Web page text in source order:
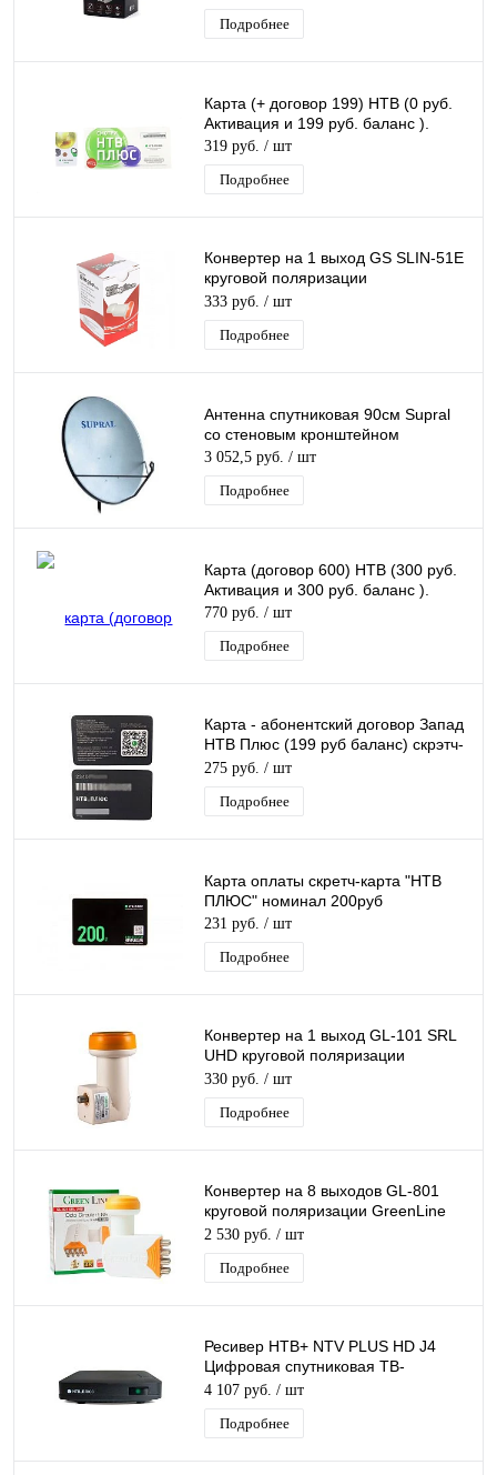
Подробнее
Карта (+ договор 199) НТВ (0 руб.
Активация и 199 руб. баланс ).
319 руб. / шт
Подробнее
Конвертер на 1 выход GS SLIN-51E
круговой поляризации
GeneralSatellite SINGL
дляТриколор/НТВ-Плюс
333 руб. / шт
Подробнее
Антенна спутниковая 90см Supral
со стеновым кронштейном
3 052,5 руб. / шт
Подробнее
Карта (договор 600) НТВ (300 руб.
Активация и 300 руб. баланс ).
770 руб. / шт
Подробнее
Карта - абонентский договор Запад
НТВ Плюс (199 руб баланс) скрэтч-
карта активации договора
275 руб. / шт
Подробнее
Карта оплаты скретч-карта "НТВ
ПЛЮС" номинал 200руб
231 руб. / шт
Подробнее
Конвертер на 1 выход GL-101 SRL
UHD круговой поляризации
GreenLine SINGL дляТриколор/
НТВ-Плюс
330 руб. / шт
Подробнее
Конвертер на 8 выходов GL-801
круговой поляризации GreenLine
Octo К+ 8 для Триколор/НТВ-Плюс
2 530 руб. / шт
Подробнее
Ресивер НТВ+ NTV PLUS HD J4
Цифровая спутниковая ТВ-
приставка для спутникового ТВ
FullHD медиаплеер
4 107 руб. / шт
Подробнее